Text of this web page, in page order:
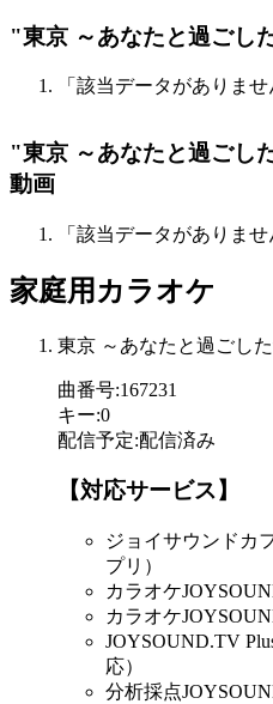
"東京 ～あなたと過ごし
「該当データがありませ
"東京 ～あなたと過ごし
動画
「該当データがありませ
家庭用カラオケ
東京 ～あなたと過ごし
曲番号:167231
キー:0
配信予定:配信済み
【対応サービス】
ジョイサウンドカ
プリ）
カラオケ
カラオケ
JOYSOUND.TV
応）
分析採点